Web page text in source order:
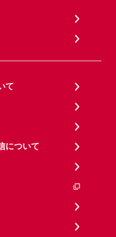
て
について